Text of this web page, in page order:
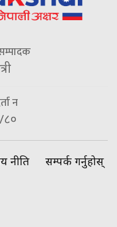
न
नीति सम्पर्क गर्नुहोस्